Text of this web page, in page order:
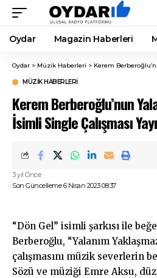
Oydar Magazin Haberleri
Oydar > Müzik Haberleri > Kerem Berberoğlu’nun
MÜZIK HABERLERI
Kerem Berberoğlu’nun
İsimli Single Çalışması
Son Güncelleme 6 Nisan 2023 08:37
3 yıl Önce
“Dön Gel” isimli şarkısı ile
Berberoğlu, “Yalanım
çalışmasını müzik severlerin
Sözü ve müziği Emre Aksu,